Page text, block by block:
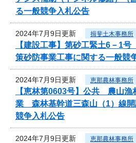
る一般競争入札公告
2024年7月9日更新 揖斐土木事務所
【建設工事】第砂工緊土6－1
策砂防事業工事に関する一般競
2024年7月9日更新 恵那農林事務所
【恵林第0603号】公共 農山漁
業 森林基幹道三森山（1）線開
競争入札公告
2024年7月9日更新 恵那農林事務所